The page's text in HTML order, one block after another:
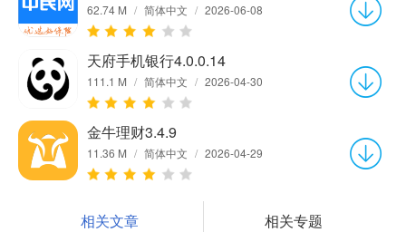
62.74 M / 简体中文 / 2026-06-08
天府手机银行4.0.0.14
111.1 M / 简体中文 / 2026-04-30
金牛理财3.4.9
11.36 M / 简体中文 / 2026-04-29
相关文章 相关专题